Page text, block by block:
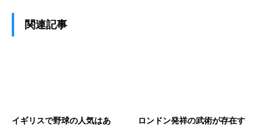
関連記事
イギリスで野球の人気はあ
ロンドン発祥の武術が存在す